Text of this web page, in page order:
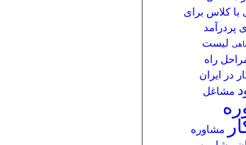
کلاس برای
پردرآمد
لیست
راه
در ایران
مشاغل
مشاوره